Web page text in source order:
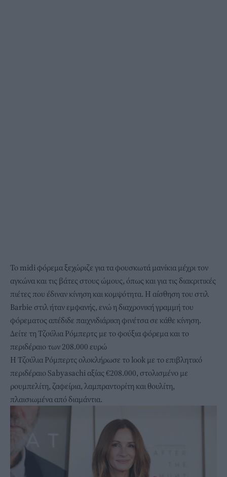
Το midi φόρεμα ξεχώριζε για τα φουσκωτά μανίκια μέχρι τον
αγκώνα και τις βάτες στους ώμους, όπως και για τις διακριτικές
πιέτες που έδιναν κίνηση και κομψότητα. Η αίσθηση του στιλ
Barbie στιλ ήταν εμφανής, ενώ η διαχρονική γραμμή του
φόρεματος απέδιδε παιχνιδιάρικη φινέτσα σε κάθε κίνηση.
Δείτε τη Τζούλια Ρόμπερτς με το φούξια φόρεμα και το
περιδέραιο των 208.000 ευρώ
Η Τζούλια Ρόμπερτς ολοκλήρωσε το look με το επιβλητικό
περιδέραιο Sabyasachi αξίας €208.000, στολισμένο με
ρουμπελίτη, ζαφείρια, λαμπραντορίτη και θουλίτη,
πλαισιωμένα από διαμάντια.